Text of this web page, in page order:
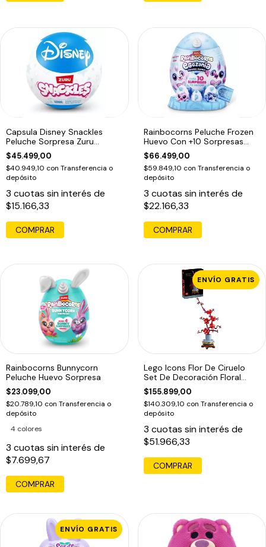
Capsula Disney Snackles
Peluche Sorpresa Zuru
Sorpresa
$45.499,00
$40.949,10 con Transferencia o
depósito
3 cuotas sin interés de
$15.166,33
Rainbocorns Peluche Frozen
Huevo Con +10 Sorpresas
Agua
$66.499,00
$59.849,10 con Transferencia o
depósito
3 cuotas sin interés de
$22.166,33
Rainbocorns Bunnycorn
Peluche Huevo Sorpresa
$23.099,00
$20.789,10 con Transferencia o
depósito
4 colores
3 cuotas sin interés de
$7.699,67
COMPRAR
ENVÍO GRATIS
Lego Icons Flor De Ciruelo
Set De Decoración Floral
10369
$155.899,00
$140.309,10 con Transferencia o
depósito
3 cuotas sin interés de
$51.966,33
COMPRAR
ENVÍO GRATIS